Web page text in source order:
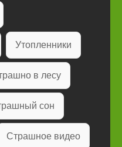
Утопленники
в лесу
сон
Страшное видео